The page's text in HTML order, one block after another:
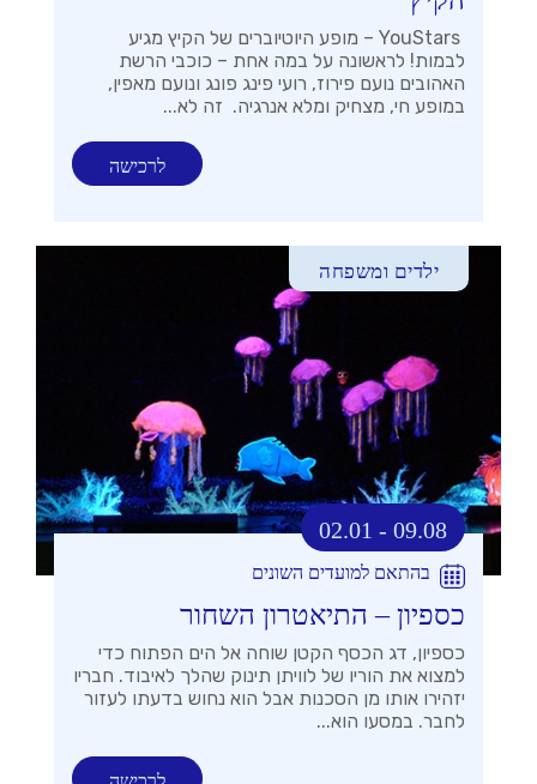
YouStars – מופע היוטיוברים של הקיץ מגיע
לבמות! לראשונה על במה אחת – כוכבי הרשת
האהובים נועם פירוז, רועי פינג פונג ונועם מאפין,
במופע חי, מצחיק ומלא אנרגיה. זה לא...
לרכישה
ילדים ומשפחה
02.01 - 09.08
בהתאם למועדים השונים
כספיון – התיאטרון השחור
כספיון, דג הכסף הקטן שוחה אל הים הפתוח כדי
למצוא את הוריו של לוויתן תינוק שהלך לאיבוד. חבריו
יזהירו אותו מן הסכנות אבל הוא נחוש בדעתו לעזור
לחבר. במסעו הוא...